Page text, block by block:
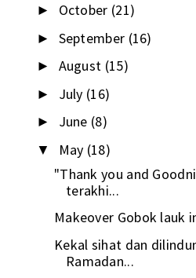
► October (21)
► September (16)
► August (15)
► July (16)
► June (8)
▼ May (18)
"Thank you and
terakhi...
Makeover Gobok lauk
Kekal sihat dan
Ramadan...